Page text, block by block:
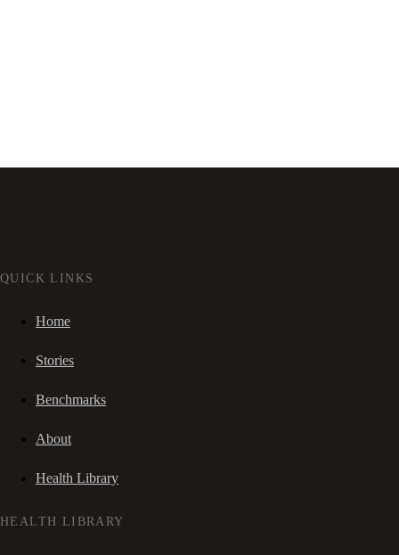
QUICK LINKS
Home
Stories
Benchmarks
About
Health Library
HEALTH LIBRARY